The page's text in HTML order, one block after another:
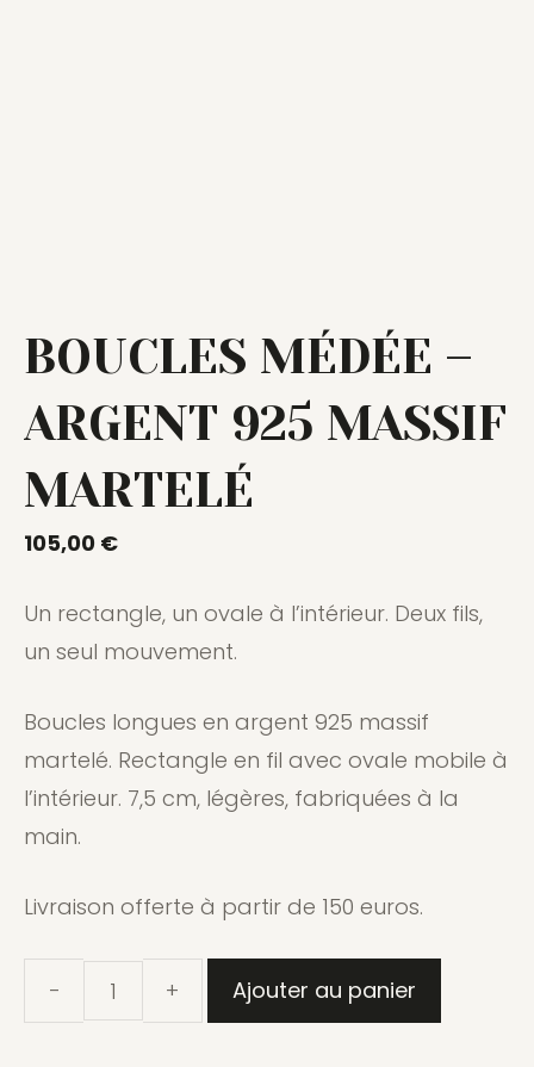
BOUCLES MÉDÉE –
ARGENT 925 MASSIF
MARTELÉ
105,00 €
Un rectangle, un ovale à l’intérieur. Deux fils,
un seul mouvement.
Boucles longues en argent 925 massif
martelé. Rectangle en fil avec ovale mobile à
l’intérieur. 7,5 cm, légères, fabriquées à la
main.
Livraison offerte à partir de 150 euros.
quantité
Ajouter au panier